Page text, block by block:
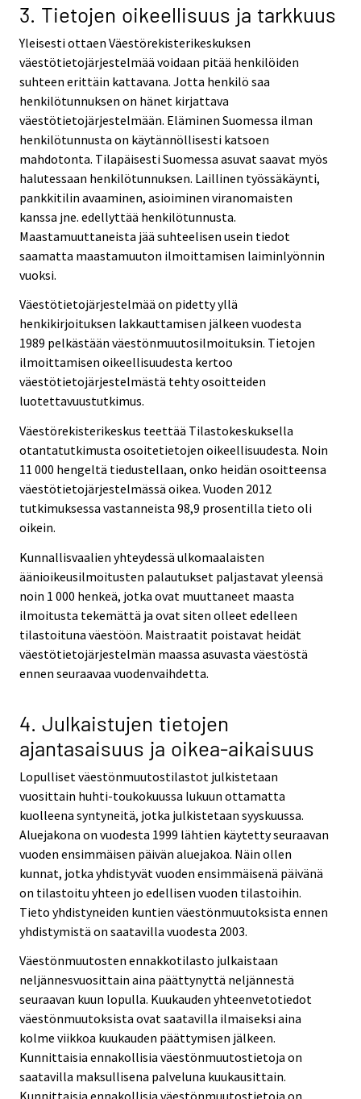
3. Tietojen oikeellisuus ja tarkkuus
Yleisesti ottaen Väestörekisterikeskuksen
väestötietojärjestelmää voidaan pitää henkilöiden
suhteen erittäin kattavana. Jotta henkilö saa
henkilötunnuksen on hänet kirjattava
väestötietojärjestelmään. Eläminen Suomessa ilman
henkilötunnusta on käytännöllisesti katsoen
mahdotonta. Tilapäisesti Suomessa asuvat saavat myös
halutessaan henkilötunnuksen. Laillinen työssäkäynti,
pankkitilin avaaminen, asioiminen viranomaisten
kanssa jne. edellyttää henkilötunnusta.
Maastamuuttaneista jää suhteelisen usein tiedot
saamatta maastamuuton ilmoittamisen laiminlyönnin
vuoksi.
Väestötietojärjestelmää on pidetty yllä
henkikirjoituksen lakkauttamisen jälkeen vuodesta
1989 pelkästään väestönmuutosilmoituksin. Tietojen
ilmoittamisen oikeellisuudesta kertoo
väestötietojärjestelmästä tehty osoitteiden
luotettavuustutkimus.
Väestörekisterikeskus teettää Tilastokeskuksella
otantatutkimusta osoitetietojen oikeellisuudesta. Noin
11 000 hengeltä tiedustellaan, onko heidän osoitteensa
väestötietojärjestelmässä oikea. Vuoden 2012
tutkimuksessa vastanneista 98,9 prosentilla tieto oli
oikein.
Kunnallisvaalien yhteydessä ulkomaalaisten
äänioikeusilmoitusten palautukset paljastavat yleensä
noin 1 000 henkeä, jotka ovat muuttaneet maasta
ilmoitusta tekemättä ja ovat siten olleet edelleen
tilastoituna väestöön. Maistraatit poistavat heidät
väestötietojärjestelmän maassa asuvasta väestöstä
ennen seuraavaa vuodenvaihdetta.
4. Julkaistujen tietojen
ajantasaisuus ja oikea-aikaisuus
Lopulliset väestönmuutostilastot julkistetaan
vuosittain huhti-toukokuussa lukuun ottamatta
kuolleena syntyneitä, jotka julkistetaan syyskuussa.
Aluejakona on vuodesta 1999 lähtien käytetty seuraavan
vuoden ensimmäisen päivän aluejakoa. Näin ollen
kunnat, jotka yhdistyvät vuoden ensimmäisenä päivänä
on tilastoitu yhteen jo edellisen vuoden tilastoihin.
Tieto yhdistyneiden kuntien väestönmuutoksista ennen
yhdistymistä on saatavilla vuodesta 2003.
Väestönmuutosten ennakkotilasto julkaistaan
neljännesvuosittain aina päättynyttä neljännestä
seuraavan kuun lopulla. Kuukauden yhteenvetotiedot
väestönmuutoksista ovat saatavilla ilmaiseksi aina
kolme viikkoa kuukauden päättymisen jälkeen.
Kunnittaisia ennakollisia väestönmuutostietoja on
saatavilla maksullisena palveluna kuukausittain.